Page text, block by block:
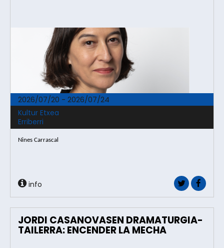
2026/07/20 - 2026/07/24
Kultur Etxea
Erriberri
Nines Carrascal
info
JORDI CASANOVASEN DRAMATURGIA-
TAILERRA: ENCENDER LA MECHA